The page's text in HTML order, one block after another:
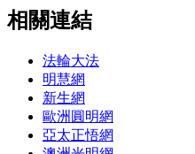
相關連結
法輪大法
明慧網
新生網
歐洲圓明網
亞太正悟網